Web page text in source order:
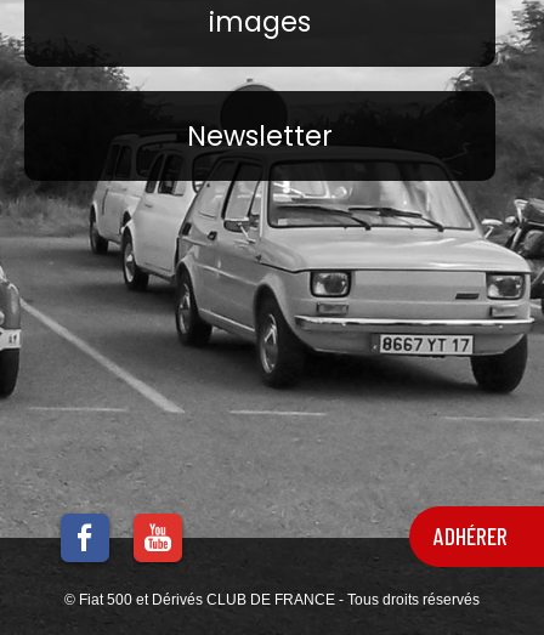
images
Newsletter
ADHÉRER
© Fiat 500 et Dérivés CLUB DE FRANCE - Tous droits réservés